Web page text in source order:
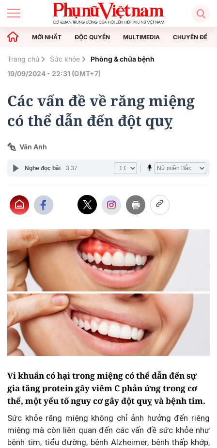
MỚI NHẤT ĐỘC QUYỀN MULTIMEDIA CHUYÊN ĐỀ
Trang chủ Sức khỏe
Phòng & chữa bệnh
19/09/2024 - 22:31 (GMT+7)
Các vấn đề về răng miệng
có thể dẫn đến đột quỵ
Vân Anh
Nghe đọc bài 3:37
Vi khuẩn có hại trong miệng có thể dẫn đến sự
gia tăng protein gây viêm C phản ứng trong cơ
thể, một yếu tố nguy cơ gây đột quỵ và bệnh tim.
Sức khỏe răng miệng không chỉ ảnh hưởng đến riêng
miệng mà còn liên quan đến các vấn đề sức khỏe như
bệnh tim, tiểu đường, bệnh Alzheimer, bệnh thấp khớp,